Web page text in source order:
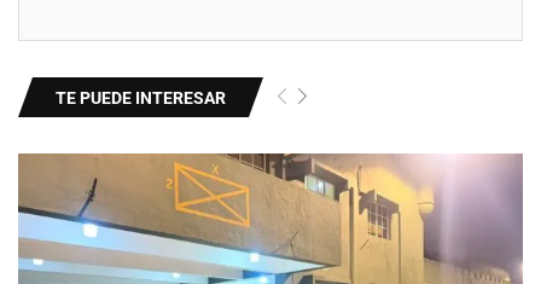
TE PUEDE INTERESAR